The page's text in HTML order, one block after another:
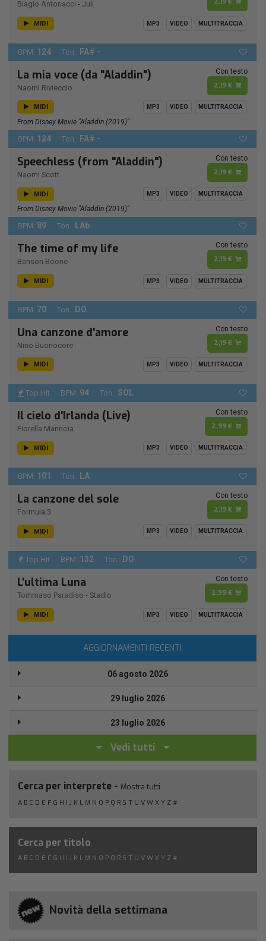
Biagio Antonacci - Juli
MIDI MP3 VIDEO MULTITRACCIA
BPM: 124 Ton.: FA# -
La mia voce (da "Aladdin")
Naomi Rivieccio
Con testo
2,19 €
MIDI MP3 VIDEO MULTITRACCIA
From Disney Movie "Aladdin (2019)"
BPM: 124 Ton.: FA# -
Speechless (from "Aladdin")
Naomi Scott
Con testo
2,19 €
MIDI MP3 VIDEO MULTITRACCIA
From Disney Movie "Aladdin (2019)"
BPM: 89 Ton.: LAb
The time of my life
Benson Boone
Con testo
2,19 €
MIDI MP3 VIDEO MULTITRACCIA
BPM: 70 Ton.: DO
Una canzone d'amore
Nino Buonocore
Con testo
2,19 €
MIDI MP3 VIDEO MULTITRACCIA
Top Hit BPM: 94 Ton.: SOL
Il cielo d'Irlanda (Live)
Fiorella Mannoia
Con testo
2,99 €
MIDI MP3 VIDEO MULTITRACCIA
BPM: 101 Ton.: LA
La canzone del sole
Formula 3
Con testo
2,19 €
MIDI MP3 VIDEO MULTITRACCIA
Top Hit BPM: 132 Ton.: DO
L'ultima Luna
Tommaso Paradiso - Stadio
Con testo
2,99 €
MIDI MP3 VIDEO MULTITRACCIA
AGGIORNAMENTI RECENTI
06 agosto 2026
29 luglio 2026
23 luglio 2026
Vedi tutti
Cerca per interprete - Mostra tutti
A B C D E F G H I J K L M N O P Q R S T U V W X Y Z #
Cerca per titolo
A B C D E F G H I J K L M N O P Q R S T U V W X Y Z #
Novità della settimana